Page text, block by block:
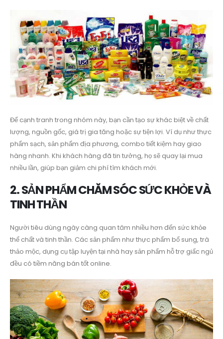
Để cạnh tranh trong nhóm này, bạn cần tạo sự khác biệt về chất
lượng, nguồn gốc, giá trị gia tăng hoặc sự tiện lợi. Ví dụ như thực
phẩm sạch, sản phẩm địa phương, combo tiết kiệm hay giao
hàng nhanh. Khi khách hàng đã tin tưởng, họ sẽ quay lại mua
nhiều lần, giúp bạn giảm chi phí tìm khách mới.
2. SẢN PHẨM CHĂM SÓC SỨC KHỎE VÀ
TINH THẦN
Người tiêu dùng ngày càng quan tâm nhiều hơn đến sức khỏe
thể chất và tinh thần. Các sản phẩm như thực phẩm bổ sung, trà
thảo mộc, dụng cụ tập luyện tại nhà hay sản phẩm hỗ trợ giấc ngủ
đều có tiềm năng bán tốt online.